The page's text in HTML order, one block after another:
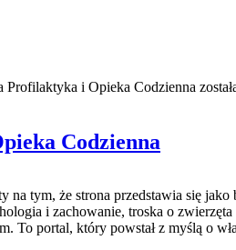
Profilaktyka i Opieka Codzienna
Codzienna
na tym, że strona przedstawia się
i zachowanie, troska o
To portal, który powstał z myślą o